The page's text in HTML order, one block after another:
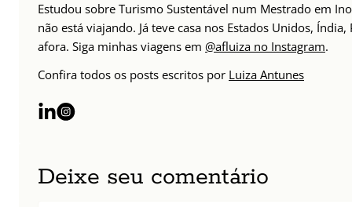
Estudou sobre Turismo Sustentável num Mestrado em
não está viajando. Já teve casa nos Estados Unidos,
afora. Siga minhas viagens em @afluiza no Instagram.
Confira todos os posts escritos por Luiza Antunes
Deixe seu comentário